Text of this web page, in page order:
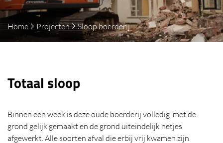
Home Projecten Sloop boerderij
Totaal sloop
Binnen een week is deze oude boerderij volledig met de
grond gelijk gemaakt en de grond uiteindelijk netjes
afgewerkt. Alle soorten afval die erbij vrij kwamen zijn